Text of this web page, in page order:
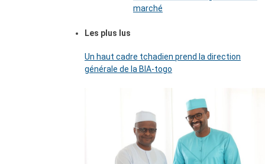
marché
Les plus lus
Un haut cadre tchadien prend la direction
générale de la BIA-togo